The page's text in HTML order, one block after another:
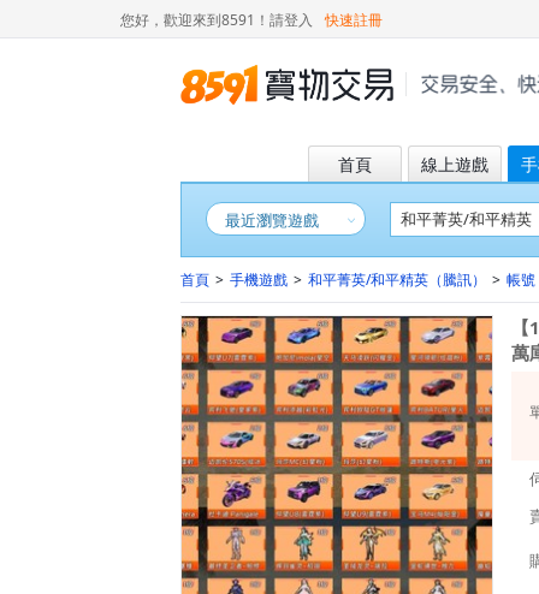
您好，歡迎來到8591！ 請登入 快速註冊
首頁 線上遊戲
最近瀏覽遊戲
首頁 > 手機遊戲 > 和平菁英/和平精英（騰訊） > 帳號
萬